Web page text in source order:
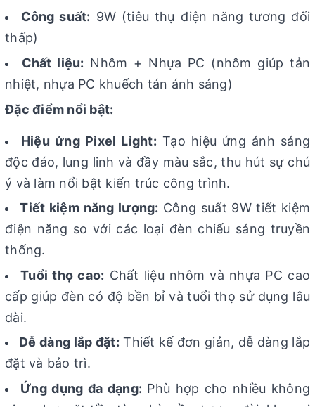
Công suất: 9W (tiêu thụ điện năng tương đối
thấp)
Chất liệu: Nhôm + Nhựa PC (nhôm giúp tản
nhiệt, nhựa PC khuếch tán ánh sáng)
Đặc điểm nổi bật:
Hiệu ứng Pixel Light: Tạo hiệu ứng ánh sáng
độc đáo, lung linh và đầy màu sắc, thu hút sự chú
ý và làm nổi bật kiến trúc công trình.
Tiết kiệm năng lượng: Công suất 9W tiết kiệm
điện năng so với các loại đèn chiếu sáng truyền
thống.
Tuổi thọ cao: Chất liệu nhôm và nhựa PC cao
cấp giúp đèn có độ bền bỉ và tuổi thọ sử dụng lâu
dài.
Dễ dàng lắp đặt: Thiết kế đơn giản, dễ dàng lắp
đặt và bảo trì.
Ứng dụng đa dạng: Phù hợp cho nhiều không